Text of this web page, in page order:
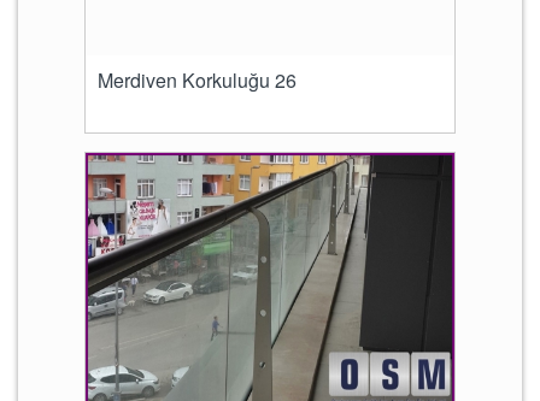
Merdiven Korkuluğu 26